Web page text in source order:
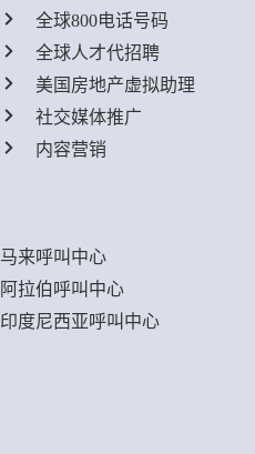
全球800电话号码
全球人才代招聘
美国房地产虚拟助理
社交媒体推广
内容营销
马来呼叫中心
阿拉伯呼叫中心
印度尼西亚呼叫中心